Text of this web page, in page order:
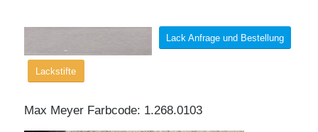
Lack Anfrage und Bestellung
Lackstifte
Max Meyer Farbcode: 1.268.0103